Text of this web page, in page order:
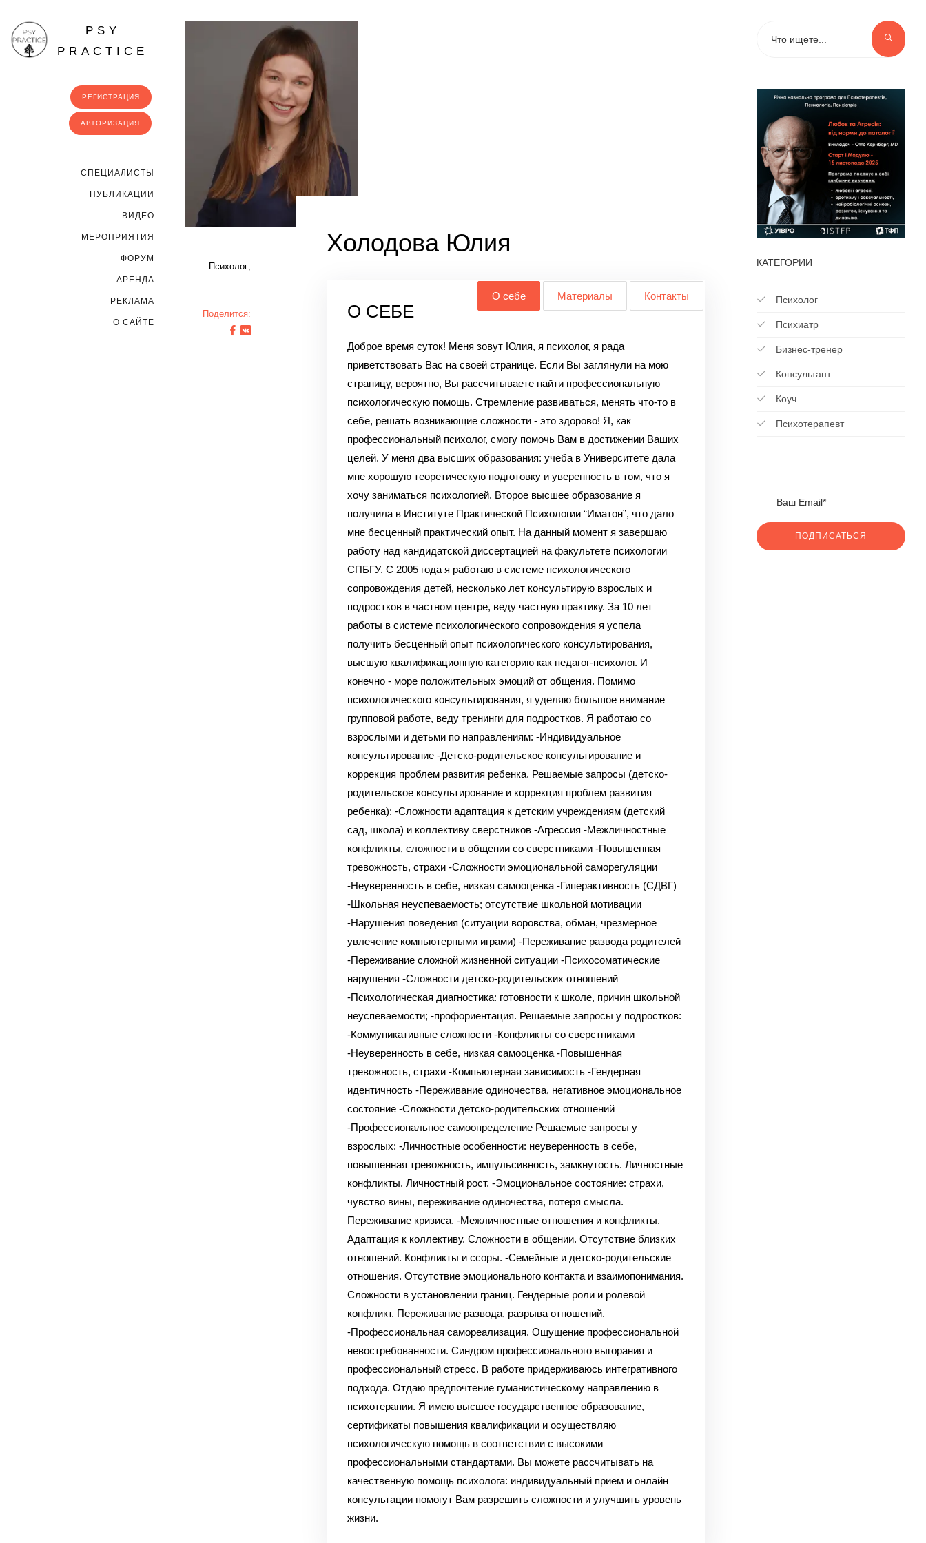
PSY
PRACTICE
РЕГИСТРАЦИЯ
АВТОРИЗАЦИЯ
CПЕЦИАЛИСТЫ
ПУБЛИКАЦИИ
ВИДЕО
МЕРОПРИЯТИЯ
ФОРУМ
АРЕНДА
РЕКЛАМА
О САЙТЕ
Психолог;
Поделится:
Холодова Юлия
О себе Материалы Контакты
О СЕБЕ
Доброе время суток! Меня зовут Юлия, я психолог, я рада
приветствовать Вас на своей странице. Если Вы заглянули на мою
страницу, вероятно, Вы рассчитываете найти профессиональную
психологическую помощь. Стремление развиваться, менять что-то в
себе, решать возникающие сложности - это здорово! Я, как
профессиональный психолог, смогу помочь Вам в достижении Ваших
целей. У меня два высших образования: учеба в Университете дала
мне хорошую теоретическую подготовку и уверенность в том, что я
хочу заниматься психологией. Второе высшее образование я
получила в Институте Практической Психологии “Иматон”, что дало
мне бесценный практический опыт. На данный момент я завершаю
работу над кандидатской диссертацией на факультете психологии
СПБГУ. С 2005 года я работаю в системе психологического
сопровождения детей, несколько лет консультирую взрослых и
подростков в частном центре, веду частную практику. За 10 лет
работы в системе психологического сопровождения я успела
получить бесценный опыт психологического консультирования,
высшую квалификационную категорию как педагог-психолог. И
конечно - море положительных эмоций от общения. Помимо
психологического консультирования, я уделяю большое внимание
групповой работе, веду тренинги для подростков. Я работаю со
взрослыми и детьми по направлениям: -Индивидуальное
консультирование -Детско-родительское консультирование и
коррекция проблем развития ребенка. Решаемые запросы (детско-
родительское консультирование и коррекция проблем развития
ребенка): -Сложности адаптация к детским учреждениям (детский
сад, школа) и коллективу сверстников -Агрессия -Межличностные
конфликты, сложности в общении со сверстниками -Повышенная
тревожность, страхи -Сложности эмоциональной саморегуляции
-Неуверенность в себе, низкая самооценка -Гиперактивность (СДВГ)
-Школьная неуспеваемость; отсутствие школьной мотивации
-Нарушения поведения (ситуации воровства, обман, чрезмерное
увлечение компьютерными играми) -Переживание развода родителей
-Переживание сложной жизненной ситуации -Психосоматические
нарушения -Сложности детско-родительских отношений
-Психологическая диагностика: готовности к школе, причин школьной
неуспеваемости; -профориентация. Решаемые запросы у подростков:
-Коммуникативные сложности -Конфликты со сверстниками
-Неуверенность в себе, низкая самооценка -Повышенная
тревожность, страхи -Компьютерная зависимость -Гендерная
идентичность -Переживание одиночества, негативное эмоциональное
состояние -Сложности детско-родительских отношений
-Профессиональное самоопределение Решаемые запросы у
взрослых: -Личностные особенности: неуверенность в себе,
повышенная тревожность, импульсивность, замкнутость. Личностные
конфликты. Личностный рост. -Эмоциональное состояние: страхи,
чувство вины, переживание одиночества, потеря смысла.
Переживание кризиса. -Межличностные отношения и конфликты.
Адаптация к коллективу. Сложности в общении. Отсутствие близких
отношений. Конфликты и ссоры. -Семейные и детско-родительские
отношения. Отсутствие эмоционального контакта и взаимопонимания.
Сложности в установлении границ. Гендерные роли и ролевой
конфликт. Переживание развода, разрыва отношений.
-Профессиональная самореализация. Ощущение профессиональной
невостребованности. Синдром профессионального выгорания и
профессиональный стресс. В работе придерживаюсь интегративного
подхода. Отдаю предпочтение гуманистическому направлению в
психотерапии. Я имею высшее государственное образование,
сертификаты повышения квалификации и осуществляю
психологическую помощь в соответствии с высокими
профессиональными стандартами. Вы можете рассчитывать на
качественную помощь психолога: индивидуальный прием и онлайн
консультации помогут Вам разрешить сложности и улучшить уровень
жизни.
КАТЕГОРИИ
Психолог
Психиатр
Бизнес-тренер
Консультант
Коуч
Психотерапевт
ПОДПИСАТЬСЯ